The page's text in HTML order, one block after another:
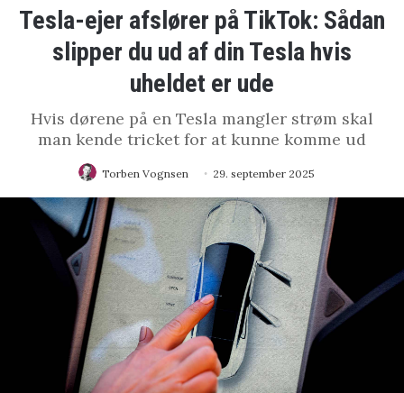
Tesla-ejer afslører på TikTok: Sådan
slipper du ud af din Tesla hvis
uheldet er ude
Hvis dørene på en Tesla mangler strøm skal
man kende tricket for at kunne komme ud
Torben Vognsen 29. september 2025